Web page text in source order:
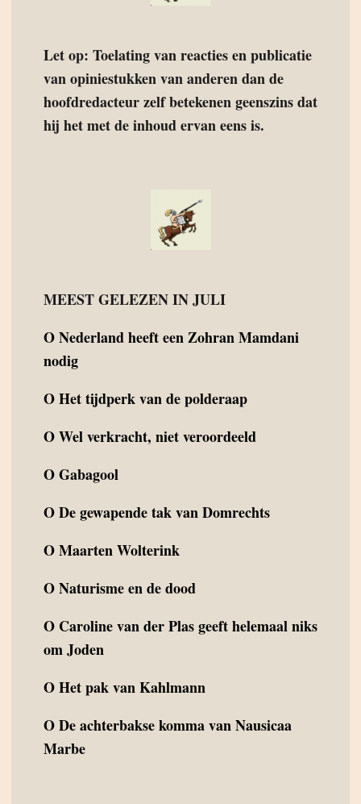
Let op: Toelating van reacties en publicatie
van opiniestukken van anderen dan de
hoofdredacteur zelf betekenen geenszins dat
hij het met de inhoud ervan eens is.
MEEST GELEZEN IN JULI
ONederland heeft een Zohran Mamdani
nodig
OHet tijdperk van de polderaap
OWel verkracht, niet veroordeeld
OGabagool
ODe gewapende tak van Domrechts
OMaarten Wolterink
ONaturisme en de dood
O Caroline van der Plas geeft helemaal niks
om Joden
OHet pak van Kahlmann
ODe achterbakse komma van Nausicaa
Marbe